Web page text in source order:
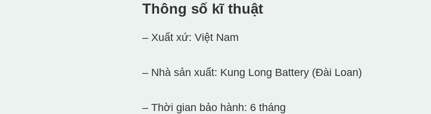
Thông số kĩ thuật
– Xuất xứ: Việt Nam
– Nhà sản xuất: Kung Long Battery (Đài Loan)
– Thời gian bảo hành: 6 tháng